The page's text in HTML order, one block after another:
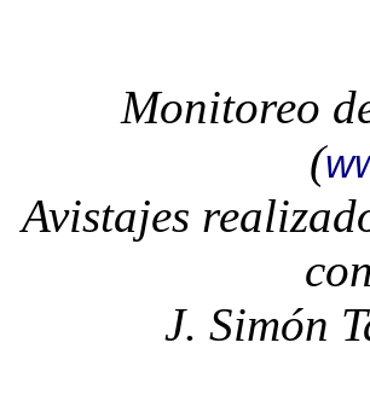
Monitoreo
(
Avistajes
J. Simón